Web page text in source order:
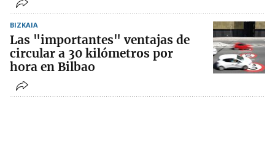
BIZKAIA
Las "importantes" ventajas de
circular a 30 kilómetros por
hora en Bilbao